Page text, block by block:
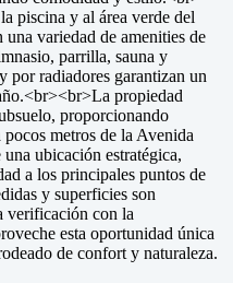
piscina y al área verde del
variedad de amenities de
parrilla, sauna y
radiadores garantizan un
propiedad
proporcionando
metros de la Avenida
ubicación estratégica,
a los principales puntos de
y superficies son
verificación con la
esta oportunidad única
de confort y naturaleza.